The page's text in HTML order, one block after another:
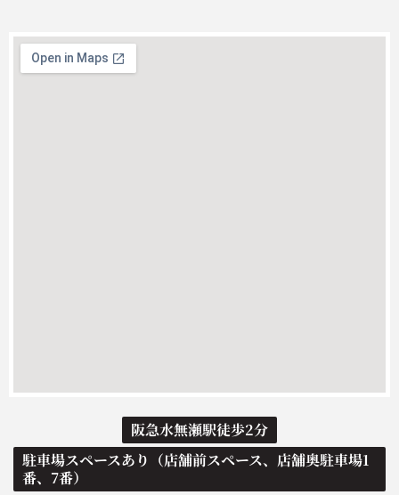
阪急水無瀬駅徒歩2分
駐車場スペースあり（店舗前スペース、店舗奥駐車場1
番、7番）